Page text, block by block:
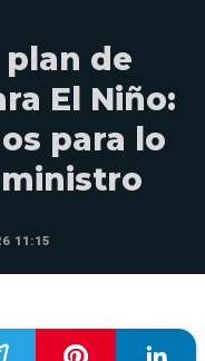
plan de
El Niño:
para lo
11:15